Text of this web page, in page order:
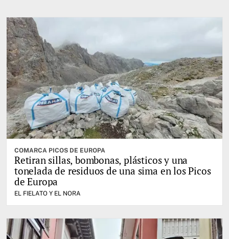
COMARCA PICOS DE EUROPA
Retiran sillas, bombonas, plásticos y una
tonelada de residuos de una sima en los Picos
de Europa
EL FIELATO Y EL NORA